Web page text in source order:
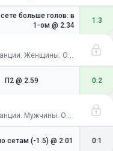
больше голов: в
1-ом @ 2.34
1:3
Теннис / Открытый чемпионат Франции. Женщины. Одиночный разряд. 1/2 финала
П2 @ 2.59 0:2
Теннис / Открытый чемпионат Франции. Мужчины. Одиночный разряд. 1/4 финала
сетам (-1.5) @ 2.01 0:1